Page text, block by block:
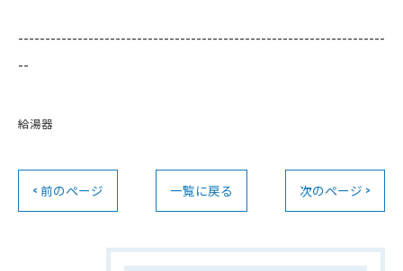
--------------------------------------------------------------------
--
給湯器
< 前のページ 一覧に戻る 次のページ >